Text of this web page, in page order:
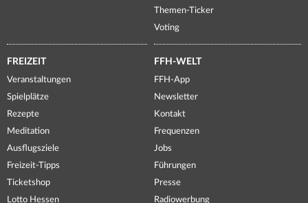
Themen-Ticker
Voting
FREIZEIT
Veranstaltungen
Spielplätze
Rezepte
Meditation
Ausflugsziele
Freizeit-Tipps
Ticketshop
Lotto Hessen
FFH-WELT
FFH-App
Newsletter
Kontakt
Frequenzen
Jobs
Führungen
Presse
Radiowerbung